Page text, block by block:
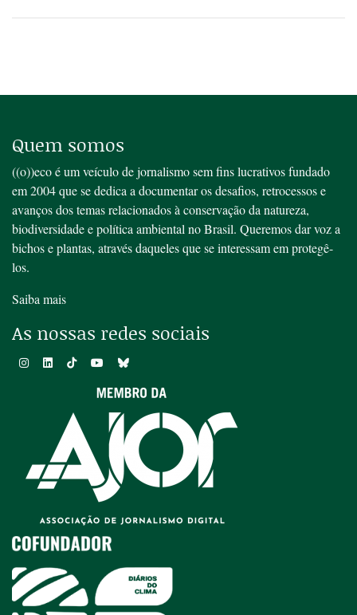
Quem somos
((o))eco é um veículo de jornalismo sem fins lucrativos fundado
em 2004 que se dedica a documentar os desafios, retrocessos e
avanços dos temas relacionados à conservação da natureza,
biodiversidade e política ambiental no Brasil. Queremos dar voz a
bichos e plantas, através daqueles que se interessam em protegê-
los.
Saiba mais
As nossas redes sociais